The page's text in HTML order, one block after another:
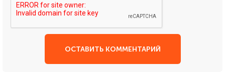
ОСТАВИТЬ КОММЕНТАРИЙ